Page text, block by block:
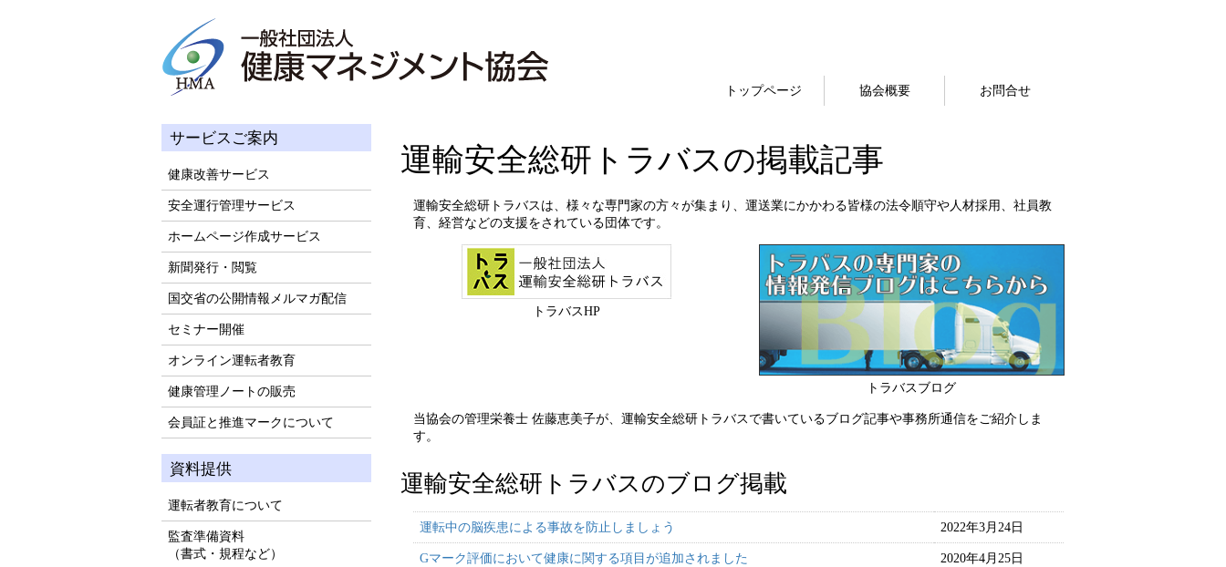
トップページ 協会概要 お問合せ
サービスご案内
健康改善サービス
安全運行管理サービス
ホームページ作成サービス
新聞発行・閲覧
国交省の公開情報メルマガ配信
セミナー開催
オンライン運転者教育
健康管理ノートの販売
会員証と推進マークについて
資料提供
運転者教育について
監査準備資料
（書式・規程など）
運輸安全総研トラバスの掲載記事
運輸安全総研トラバスは、様々な専門家の方々が集まり、運送業にかかわる皆様の法令順守や人材採用、社員教
育、経営などの支援をされている団体です。
トラバスHP
トラバスブログ
当協会の管理栄養士 佐藤恵美子が、運輸安全総研トラバスで書いているブログ記事や事務所通信をご紹介しま
す。
運輸安全総研トラバスのブログ掲載
運転中の脳疾患による事故を防止しましょう 2022年3月24日
Gマーク評価において健康に関する項目が追加されました 2020年4月25日